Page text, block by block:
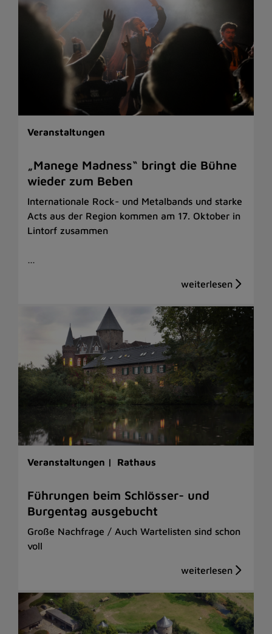
Veranstaltungen
„Manege Madness“ bringt die Bühne
wieder zum Beben
Internationale Rock- und Metalbands und starke
Acts aus der Region kommen am 17. Oktober in
Lintorf zusammen
…
Veranstaltungen | Rathaus
Führungen beim Schlösser- und
Burgentag ausgebucht
Große Nachfrage / Auch Wartelisten sind schon
voll